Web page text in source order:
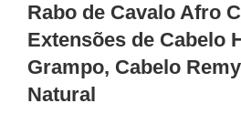
Rabo de Cavalo Afro
Extensões de Cabelo
Grampo, Cabelo
Natural